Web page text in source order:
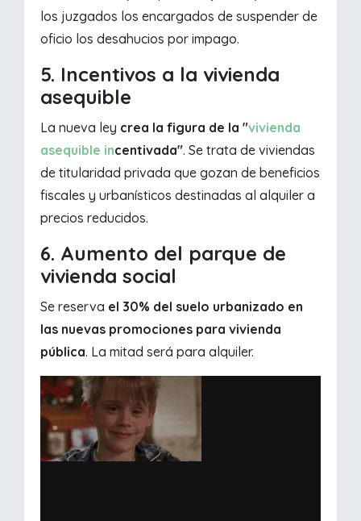
los juzgados los encargados de suspender de
oficio los desahucios por impago.
5. Incentivos a la vivienda
asequible
La nueva ley crea la figura de la "vivienda
asequible incentivada". Se trata de viviendas
de titularidad privada que gozan de beneficios
fiscales y urbanísticos destinadas al alquiler a
precios reducidos.
6. Aumento del parque de
vivienda social
Se reserva el 30% del suelo urbanizado en
las nuevas promociones para vivienda
pública. La mitad será para alquiler.